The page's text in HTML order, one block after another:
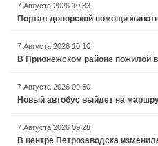
7 Августа 2026 10:33
Портал донорской помощи
7 Августа 2026 10:10
В Прионежском районе пожилой
7 Августа 2026 09:50
Новый автобус выйдет на
7 Августа 2026 09:28
В центре Петрозаводска